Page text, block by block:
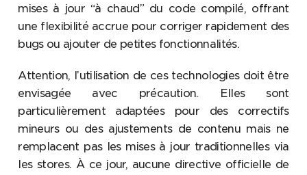
mises à jour “à chaud” du code compilé, offrant
une flexibilité accrue pour corriger rapidement des
bugs ou ajouter de petites fonctionnalités.
Attention, l’utilisation de ces technologies doit être
envisagée avec précaution. Elles sont
particulièrement adaptées pour des correctifs
mineurs ou des ajustements de contenu mais ne
remplacent pas les mises à jour traditionnelles via
les stores. À ce jour, aucune directive officielle de